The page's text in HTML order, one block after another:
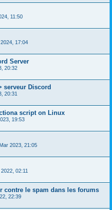
11:50
17:04
Server
20:32
serveur Discord
20:31
script on Linux
19:53
2023, 21:05
02:11
contre le spam dans les forums
22:39